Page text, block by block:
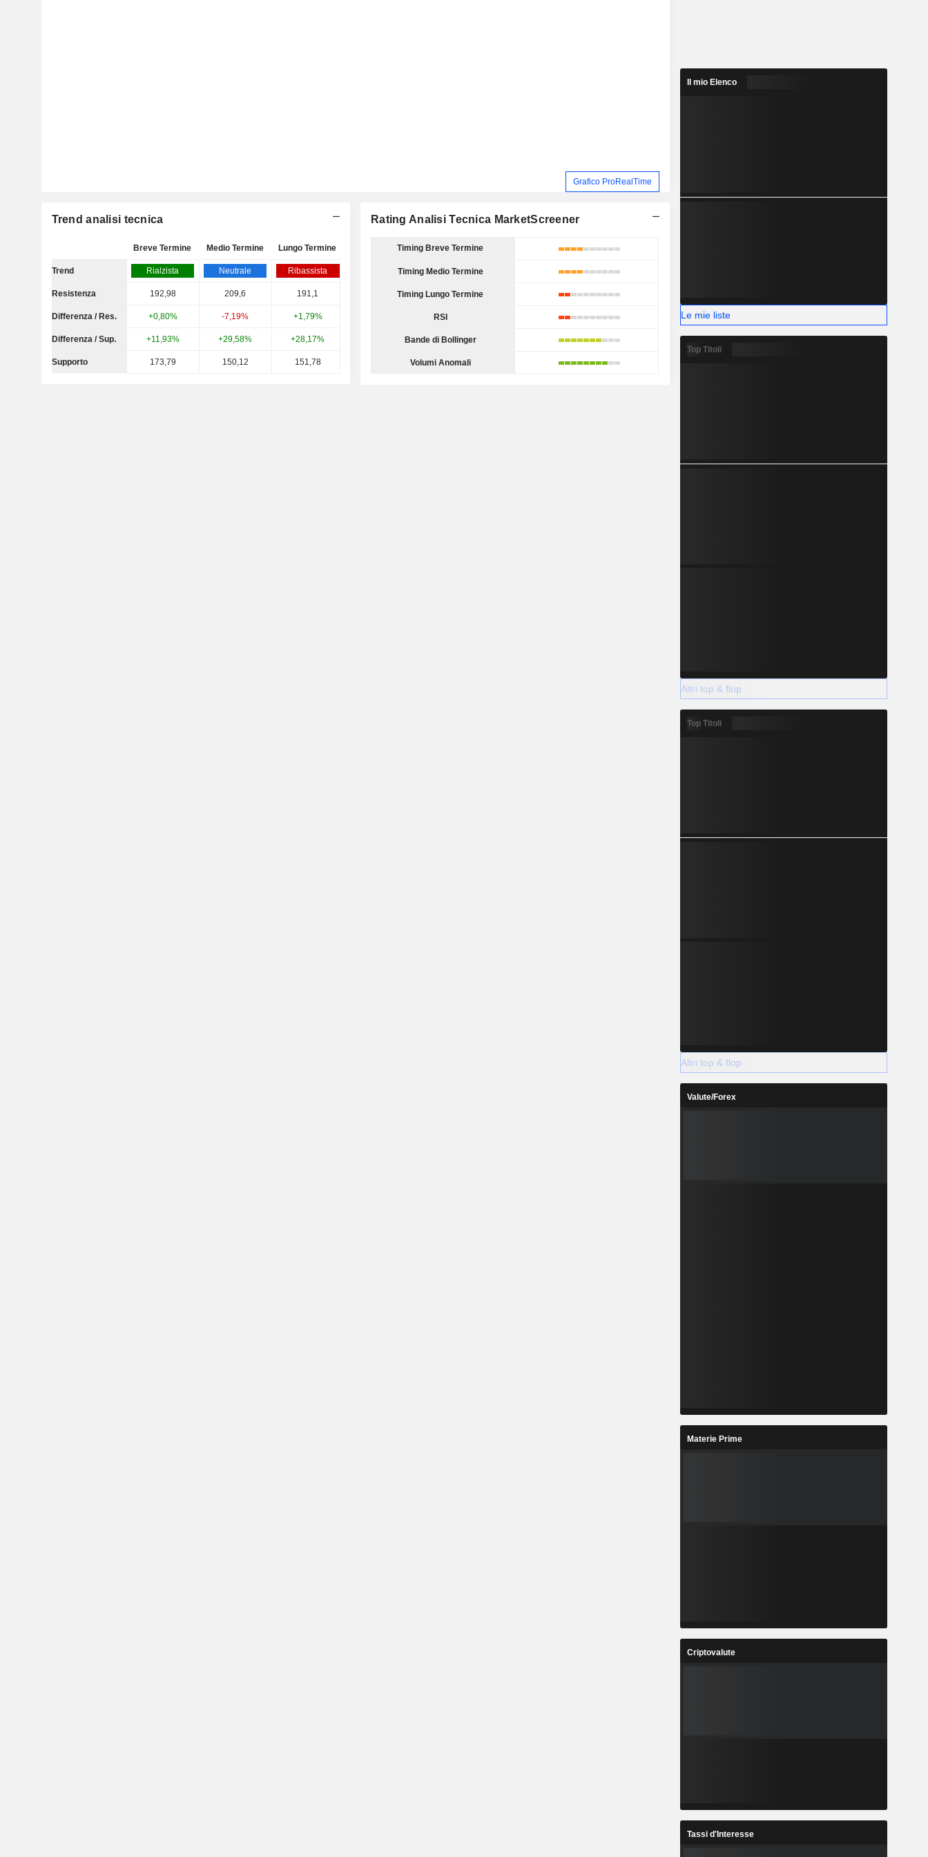
Grafico ProRealTime
Trend analisi tecnica
Breve Termine Medio Termine Lungo Termine
Trend Rialzista Neutrale Ribassista
Resistenza 192,98 209,6 191,1
Differenza / Res. +0,80% -7,19% +1,79%
Differenza / Sup. +11,93% +29,58% +28,17%
Supporto 173,79 150,12 151,78
Rating Analisi Tecnica MarketScreener
Timing Breve Termine
Timing Medio Termine
Timing Lungo Termine
RSI
Bande di Bollinger
Volumi Anomali
Il mio Elenco
Le mie liste
Top Titoli
Altri top & flop
Top Titoli
Altri top & flop
Valute/Forex
Materie Prime
Criptovalute
Tassi d'Interesse